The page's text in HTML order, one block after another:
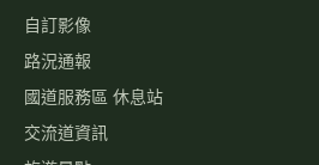
自訂影像
路況通報
國道服務區 休息站
交流道資訊